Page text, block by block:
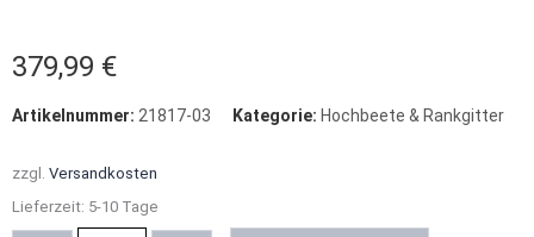
379,99 €
Artikelnummer: 21817-03 Kategorie: Hochbeete & Rankgitter
zzgl. Versandkosten
Lieferzeit: 5-10 Tage